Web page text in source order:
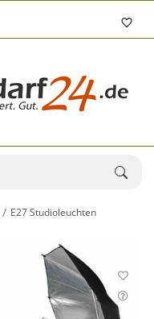
E27 Studioleuchten